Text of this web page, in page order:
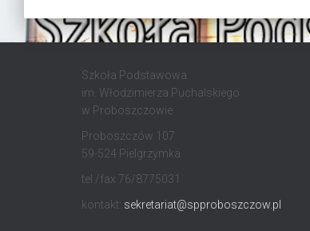
Szkoła Podstawowa
im. Włodzimierza Puchalskiego
w Proboszczowie
Proboszczów 107
59-524 Pielgrzymka
tel./fax 76/8775031
kontakt: sekretariat@spproboszczow.pl